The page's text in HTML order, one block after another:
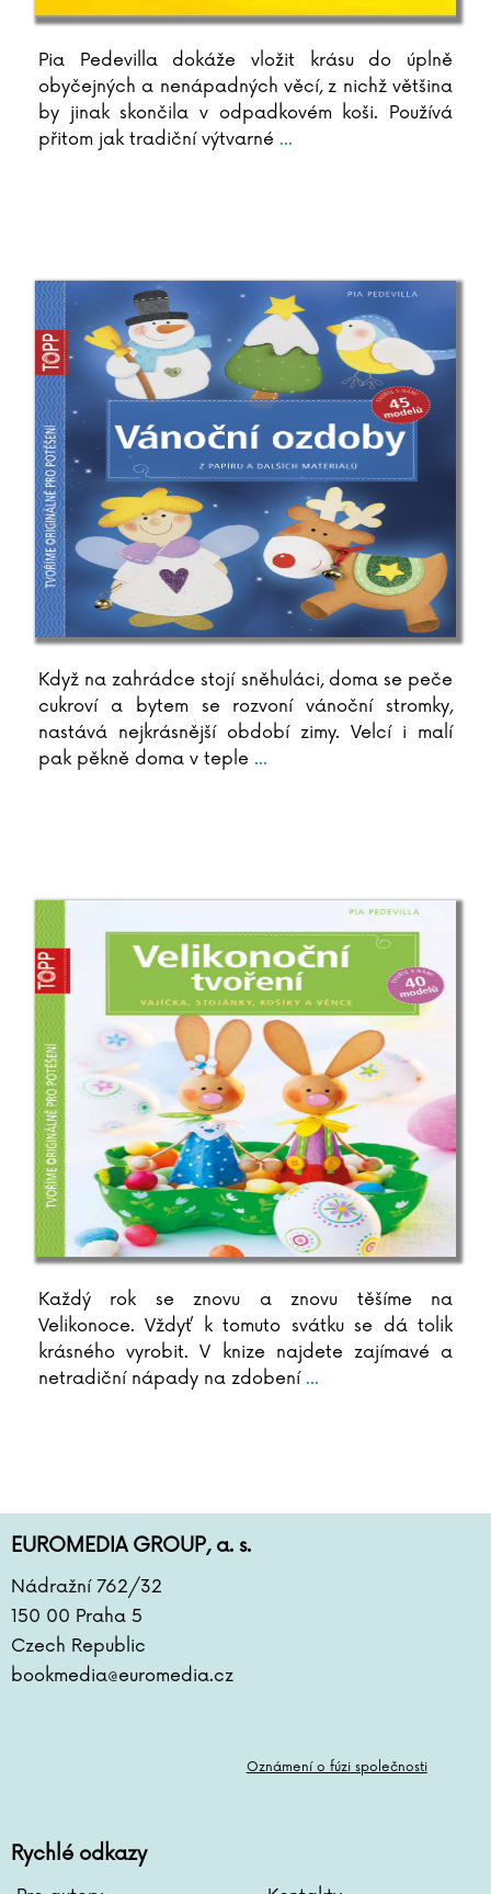
Linda Greenová
Michal Gulyáš
Kryštof Hádek
Chris Hadfield
Arthur Hailey
Stephen Hawking
Jakub Hejdánek
Jane Heyes
Stephanie Hiekmannová
Napoleon Hill
Simo Hiltunen
Peter Hince
Lukáš Hlavica
Jana Holcová
Marek Holý
Renata Honzovičová Volfová
Zbyšek Horák
Milada Horáková
Jorn Lier Horst
Susana Hoslet Barrios
Ondřej Hrdina
Ľubica Hroncová
Ivana Chřibková
Anna Iglikowska
Walter Isaacson
Klára Issová
Tom Jackson
Michal Jagelka
Alison James
Filip Jančík
Kateřina Janečková
Marta Jas Baran
Kateřina Jasinská
Louise Jensenová
Ivana Jirešová
Tomáš Jirman
Boris Johnson
Tim Johnston
Brian Jay Jones
Ewa Jostes
Jan Karafiát
Miroslav Kasáček
Sue Kaufmanová
Gecko Keck
Katja Kettu
Tommi Kinnunen
Joseph Rudyard Kipling
Pia Pedevilla dokáže vložit krásu do úplně
obyčejných a nenápadných věcí, z nichž většina
by jinak skončila v odpadkovém koši. Používá
přitom jak tradiční výtvarné ...
Když na zahrádce stojí sněhuláci, doma se peče
cukroví a bytem se rozvoní vánoční stromky,
nastává nejkrásnější období zimy. Velcí i malí
pak pěkně doma v teple ...
Každý rok se znovu a znovu těšíme na
Velikonoce. Vždyť k tomuto svátku se dá tolik
krásného vyrobit. V knize najdete zajímavé a
netradiční nápady na zdobení...
EUROMEDIA GROUP, a. s.
Nádražní 762/32
150 00 Praha 5
Czech Republic
bookmedia@euromedia.cz
Oznámení o fúzi společnosti
Rychlé odkazy